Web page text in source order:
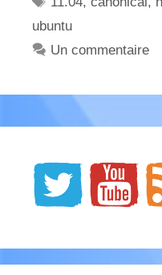
ubuntu
Un commentaire